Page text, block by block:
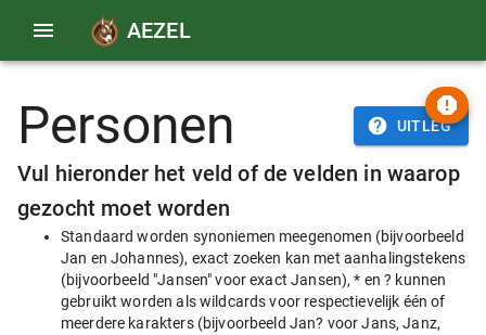
AEZEL
Personen UITLEG
Vul hieronder het veld of de velden in waarop
gezocht moet worden
Standaard worden synoniemen meegenomen (bijvoorbeeld
Jan en Johannes), exact zoeken kan met aanhalingstekens
(bijvoorbeeld "Jansen" voor exact Jansen), * en ? kunnen
gebruikt worden als wildcards voor respectievelijk één of
meerdere karakters (bijvoorbeeld Jan? voor Jans, Janz,